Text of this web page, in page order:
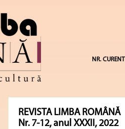
NR. CURENT
REVISTA LIMBA ROMÂNĂ
Nr. 7-12, anul XXXII, 2022